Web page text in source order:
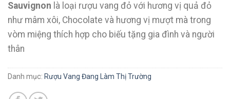
Sauvignon là loại rượu vang đỏ với hương vị quả đỏ
như mâm xôi, Chocolate và hương vị mượt mà trong
vòm miệng thích hợp cho biếu tặng gia đình và người
thân
Danh mục: Rượu Vang Đang Làm Thị Trường